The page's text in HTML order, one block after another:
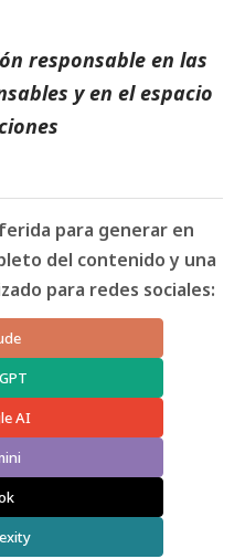
responsable en las
y en el espacio
para generar en
del contenido y una
para redes sociales:
AI